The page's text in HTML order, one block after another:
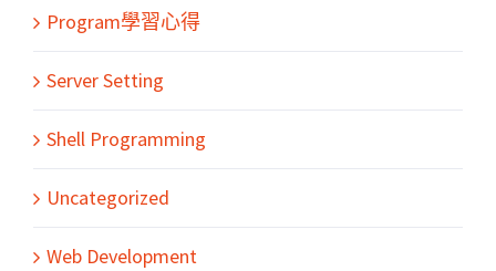
Program學習心得
Server Setting
Shell Programming
Uncategorized
Web Development